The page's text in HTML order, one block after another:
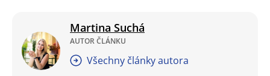
Martina Suchá
AUTOR ČLÁNKU
Všechny články autora